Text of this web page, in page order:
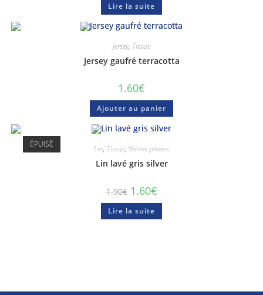
Lire la suite
Jersey, Tissus
Jersey gaufré terracotta
1.60€
Ajouter au panier
ÉPUISÉ Lin, Tissus, Ventes privées
Lin lavé gris silver
1.90€ 1.60€
Lire la suite